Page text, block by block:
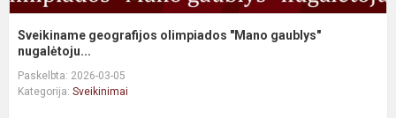
Sveikiname geografijos olimpiados "Mano gaublys"
nugalėtoju...
Paskelbta: 2026-03-05
Kategorija: Sveikinimai